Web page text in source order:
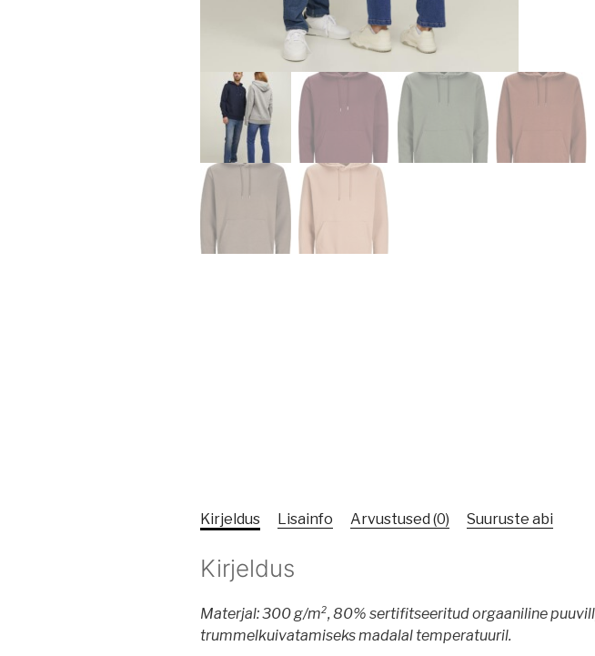
Kirjeldus Lisainfo Arvustused (0) Suuruste abi
Kirjeldus
Materjal:300 g/m², 80% sertifitseeritud orgaaniline
trummelkuivatamiseks madalal temperatuuril.